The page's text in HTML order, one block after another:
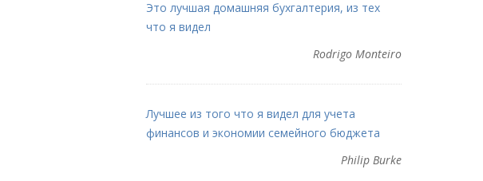
Это лучшая домашняя бухгалтерия, из тех
что я видел
Rodrigo Monteiro
Лучшее из того что я видел для учета
финансов и экономии семейного бюджета
Philip Burke